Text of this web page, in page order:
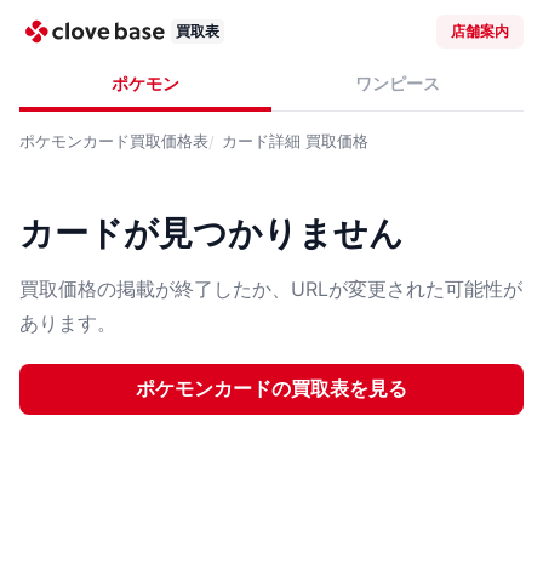
買取表 店舗案内
ポケモン ワンピース
ポケモンカード買取価格表 カード詳細 買取価格
カードが見つかりません
買取価格の掲載が終了したか、URLが変更された可能性が
あります。
ポケモンカードの買取表を見る